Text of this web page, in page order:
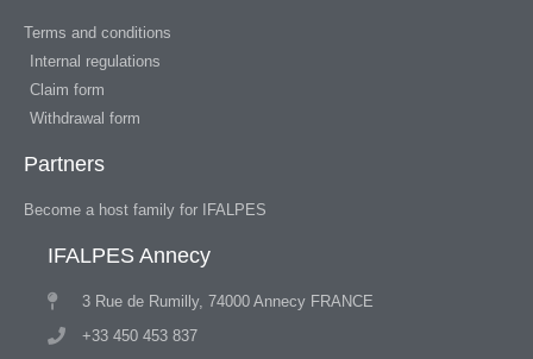
Terms and conditions
Internal regulations
Claim form
Withdrawal form
Partners
Become a host family for IFALPES
IFALPES Annecy
3 Rue de Rumilly, 74000 Annecy FRANCE
+33 450 453 837